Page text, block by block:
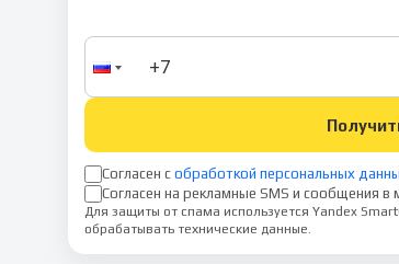
Согласен с обработкой персональных
Согласен на рекламные SMS и сообщения в
Для защиты от спама используется Yandex
обрабатывать технические данные.